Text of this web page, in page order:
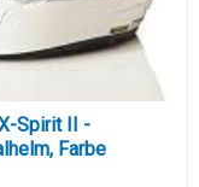
Spirit II -
Farbe